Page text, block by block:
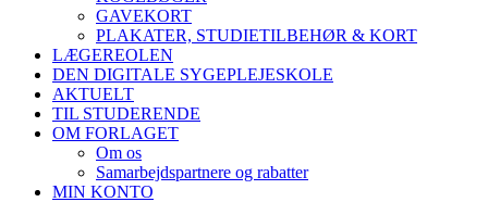
GAVEKORT
PLAKATER, STUDIETILBEHØR & KORT
LÆGEREOLEN
DEN DIGITALE SYGEPLEJESKOLE
AKTUELT
TIL STUDERENDE
OM FORLAGET
Om os
Samarbejdspartnere og rabatter
MIN KONTO